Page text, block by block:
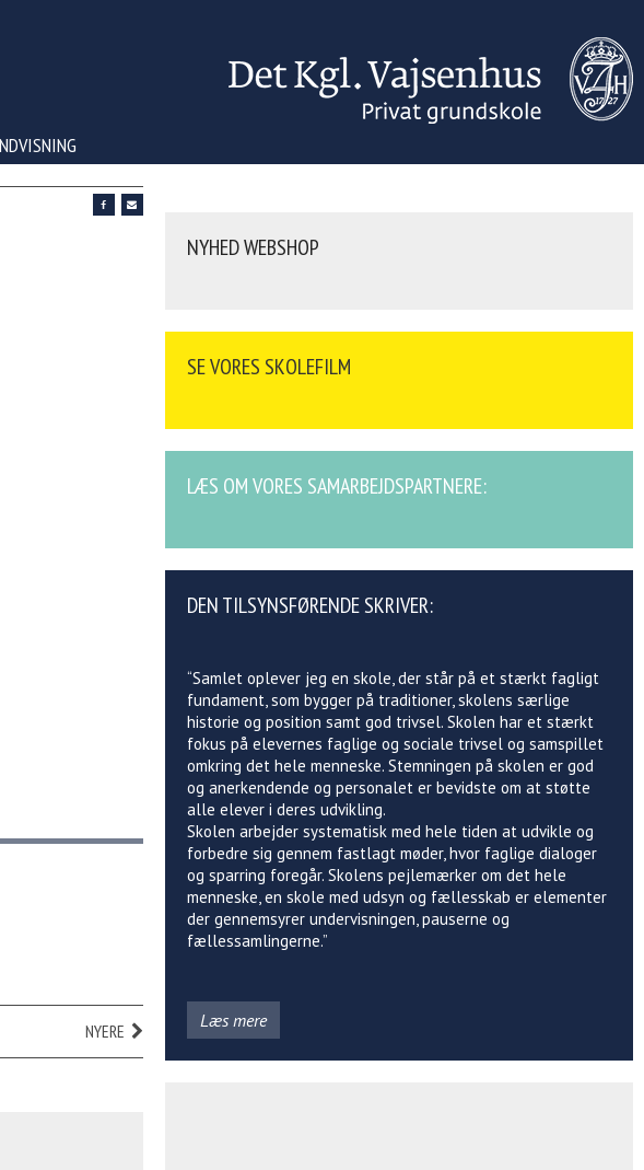
NYERE
NYHED WEBSHOP
SE VORES SKOLEFILM
LÆS OM VORES SAMARBEJDSPARTNERE:
DEN TILSYNSFØRENDE SKRIVER:
“Samlet oplever jeg en skole, der står på et stærkt fagligt
fundament, som bygger på traditioner, skolens særlige
historie og position samt god trivsel. Skolen har et stærkt
fokus på elevernes faglige og sociale trivsel og samspillet
omkring det hele menneske. Stemningen på skolen er god
og anerkendende og personalet er bevidste om at støtte
alle elever i deres udvikling.
Skolen arbejder systematisk med hele tiden at udvikle og
forbedre sig gennem fastlagt møder, hvor faglige dialoger
og sparring foregår. Skolens pejlemærker om det hele
menneske, en skole med udsyn og fællesskab er elementer
der gennemsyrer undervisningen, pauserne og
fællessamlingerne.”
Læs mere